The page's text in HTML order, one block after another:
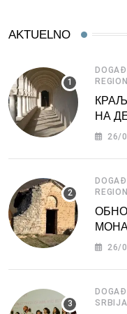
AKTUELNO
REGION
НА
26/
REGION
26/